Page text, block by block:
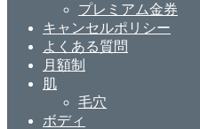
プレミアム金券
キャンセルポリシー
よくある質問
月額制
肌
毛穴
ボディ